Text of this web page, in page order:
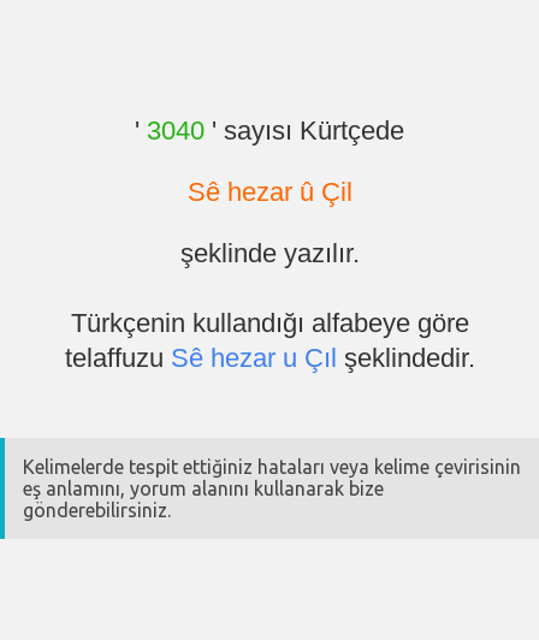
' 3040 ' sayısı Kürtçede
Sê hezar û Çil
şeklinde yazılır.
Türkçenin kullandığı alfabeye göre
telaffuzu Sê hezar u Çıl şeklindedir.
Kelimelerde tespit ettiğiniz hataları veya kelime çevirisinin
eş anlamını, yorum alanını kullanarak bize
gönderebilirsiniz.